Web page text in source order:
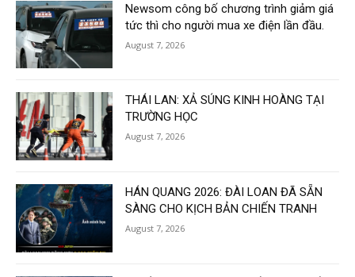
Newsom công bố chương trình giảm giá
tức thì cho người mua xe điện lần đầu.
August 7, 2026
THÁI LAN: XẢ SÚNG KINH HOÀNG TẠI
TRƯỜNG HỌC
August 7, 2026
HÁN QUANG 2026: ĐÀI LOAN ĐÃ SẴN
SÀNG CHO KỊCH BẢN CHIẾN TRANH
August 7, 2026